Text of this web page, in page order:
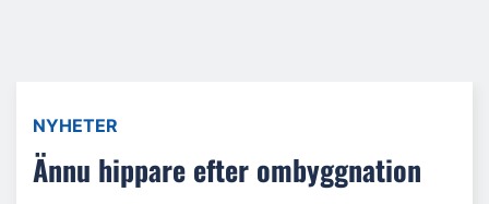
NYHETER
Ännu hippare efter ombyggnation